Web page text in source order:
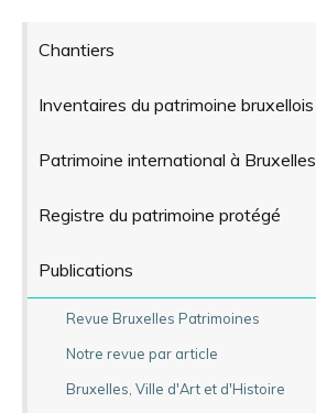
Chantiers
Inventaires du patrimoine bruxellois
Patrimoine international à Bruxelles
Registre du patrimoine protégé
Publications
Revue Bruxelles Patrimoines
Notre revue par article
Bruxelles, Ville d'Art et d'Histoire